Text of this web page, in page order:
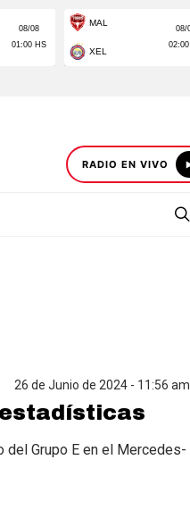
RADIO EN VIVO
26 de Junio de 2024 - 11:56 am
del Grupo E en el Mercedes-